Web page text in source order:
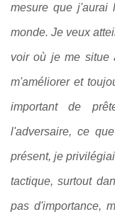
mesure que j'aurai
monde. Je veux
voir où je me situe
m'améliorer et
important de
l'adversaire, ce
présent, je
tactique, surtout
pas d'importance,